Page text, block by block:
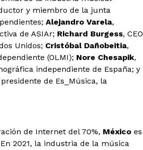
y miembro de la junta
Alejandro Varela,
de ASIAr; Richard Burgess, CEO
Unidos; Cristóbal Dañobeitia,
(OLMI); Nore Chesapik,
independiente de España; y
de Es_Música, la
de Internet del 70%, México es
2021, la industria de la música